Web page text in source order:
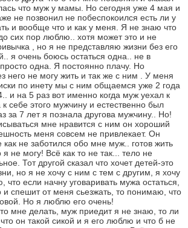
что муж у мамы. Но сегодня уже 4 мая и
не позвонил не побеспокоился есть ли у
и вообще что и как у меня. Я не знаю что
сих пор люблю.. хотя может это и не
, но я не представляю жизни без его
я очень боюсь остаться одна.. не в
одна. Я постоянно плачу. Но
него не могу жить и так же с ним . У меня
по инету мы с ним общаемся уже 2 года
и на 5 раз вот именно когда муж уехал к
себе этого мужчину и естественно был
за 7 лет я познала другова мужчину.. Но!
мне нравится с ним он хороший
меня совсем не привлекает. Он
как не заботился обо мне муж.. готов жить
не могу! Всё как то не так... тело не
Тот другой сказал что хочет детей-это
но я не хочу с ним с тем с другим, я хочу
если начну уговаривать мужа остаться,
и спешит от меня сьезжать, то понимаю, что
Но я люблю его очень!
мне делать, муж приедит я не знаю, то ли
что он такой сикой и я его люблю и что б не